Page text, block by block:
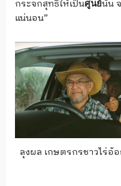
กระจกสุทธิให้เป็นศูนย์นั้น
แน่นอน”
ลุงผล เกษตรกรชาวไร่